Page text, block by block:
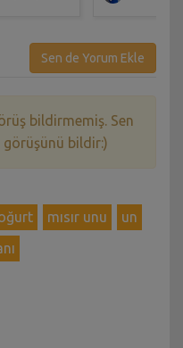
Sen de Yorum Ekle
bildirmemiş. Sen
görüşünü bildir:)
mısır unu
un